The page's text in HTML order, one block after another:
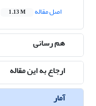
اصل مقاله
1.13 M
هم رسانی
ارجاع به این مقاله
آمار